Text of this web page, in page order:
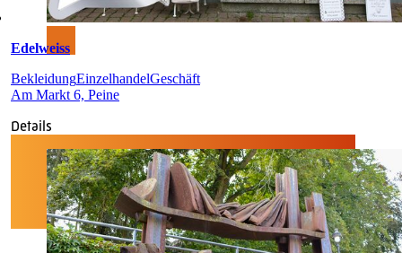
Edelweiss
BekleidungEinzelhandelGeschäft
Am Markt 6, Peine
Details